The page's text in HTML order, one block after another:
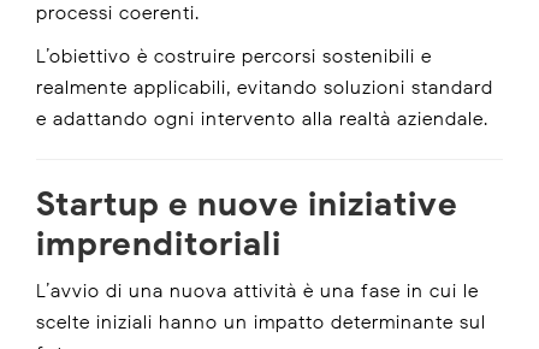
processi coerenti.
L’obiettivo è costruire percorsi sostenibili e
realmente applicabili, evitando soluzioni standard
e adattando ogni intervento alla realtà aziendale.
Startup e nuove iniziative
imprenditoriali
L’avvio di una nuova attività è una fase in cui le
scelte iniziali hanno un impatto determinante sul